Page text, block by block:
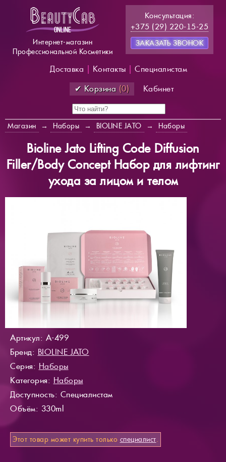
Интернет-магазин
Профессиональной Косметики
Консультация:
+375 (29) 220-15-25
ЗАКАЗАТЬ ЗВОНОК
Доставка Контакты
Специалистам
✔ Корзина (0) Кабинет
Магазин → Наборы → BIOLINE JATO → Наборы
Bioline Jato Lifting Code Diffusion
Filler/Body Concept Набор для лифтинг
ухода за лицом и телом
Артикул: A-499
Бренд: BIOLINE JATO
Серия: Наборы
Категория: Наборы
Доступность: Специалистам
Объём: 330ml
Этот товар может купить только специалист.